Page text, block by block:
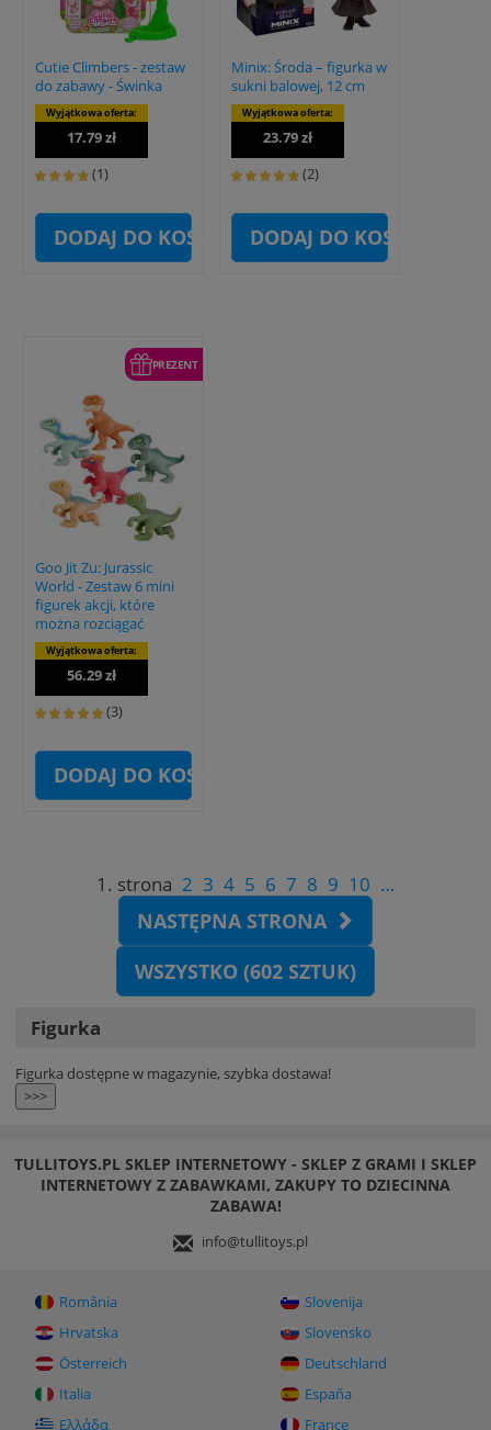
Cutie Climbers - zestaw
do zabawy - Świnka
Wyjątkowa oferta:
17.79 zł
(1)
DODAJ DO KOSZYKA
Minix: Środa – figurka w
sukni balowej, 12 cm
Wyjątkowa oferta:
23.79 zł
(2)
DODAJ DO KOSZYKA
PREZENT
Goo Jit Zu: Jurassic
World - Zestaw 6 mini
figurek akcji, które
można rozciągać
Wyjątkowa oferta:
56.29 zł
(3)
DODAJ DO KOSZYKA
1. strona 2 3 4 5 6 7 8 9 10 …
NASTĘPNA STRONA
WSZYSTKO (602 SZTUK)
Figurka
Figurka dostępne w magazynie, szybka dostawa!
>>>
TULLITOYS.PL SKLEP INTERNETOWY - SKLEP Z GRAMI I SKLEP
INTERNETOWY Z ZABAWKAMI, ZAKUPY TO DZIECINNA
ZABAWA!
info@tullitoys.pl
România
Slovenija
Hrvatska
Slovensko
Österreich
Deutschland
Italia
España
Ελλάδα
France